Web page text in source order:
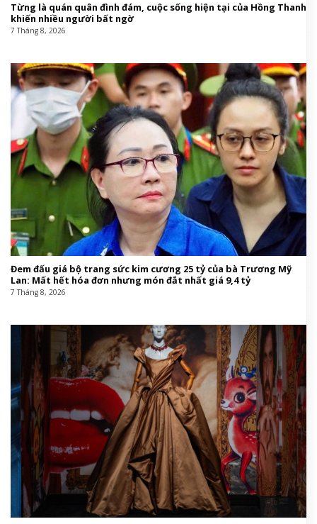
Từng là quán quân đình đám, cuộc sống hiện tại của Hồng Thanh
khiến nhiều người bất ngờ
7 Tháng 8, 2026
Đem đấu giá bộ trang sức kim cương 25 tỷ của bà Trương Mỹ
Lan: Mất hết hóa đơn nhưng món đắt nhất giá 9,4 tỷ
7 Tháng 8, 2026